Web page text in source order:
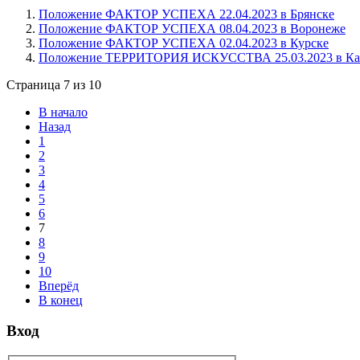
Положение ФАКТОР УСПЕХА 22.04.2023 в Брянске
Положение ФАКТОР УСПЕХА 08.04.2023 в Воронеже
Положение ФАКТОР УСПЕХА 02.04.2023 в Курске
Положение ТЕРРИТОРИЯ ИСКУССТВА 25.03.2023 в
Страница 7 из 10
В начало
Назад
1
2
3
4
5
6
7
8
9
10
Вперёд
В конец
Вход